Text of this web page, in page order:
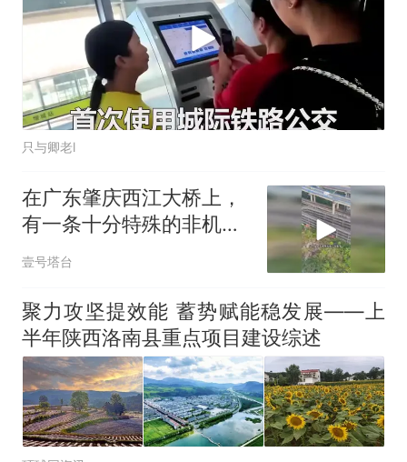
只与卿老l
在广东肇庆西江大桥上，
有一条十分特殊的非机动
车引道
壹号塔台
聚力攻坚提效能 蓄势赋能稳发展——上
半年陕西洛南县重点项目建设综述